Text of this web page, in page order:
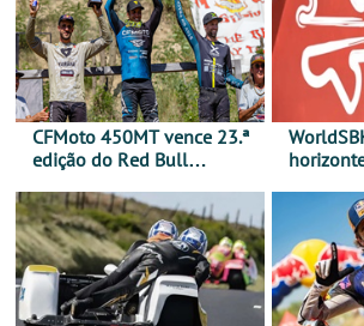
CFMoto 450MT vence 23.ª
edição do Red Bull
Categorias Adventure -
Vitória na Ultimate, Core e
Lite